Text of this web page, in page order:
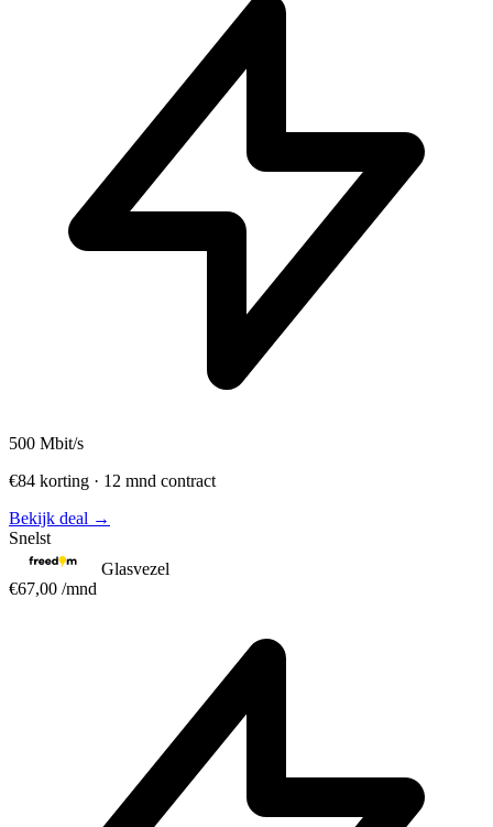
500 Mbit/s
€84 korting · 12 mnd contract
Bekijk deal →
Snelst
Glasvezel
€67,00 /mnd